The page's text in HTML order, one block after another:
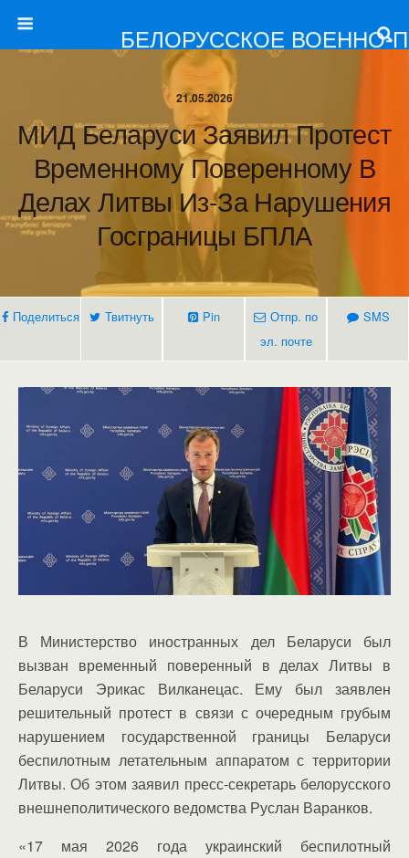
БЕЛОРУССКОЕ ВОЕННО-
21.05.2026
МИД Беларуси Заявил Протест
Временному Поверенному В
Делах Литвы Из-За Нарушения
Госграницы БПЛА
Поделиться Твитнуть Pin
Отпр. по
эл. почте
SMS
В Министерство иностранных дел Беларуси был
вызван временный поверенный в делах Литвы в
Беларуси Эрикас Вилканецас. Ему был заявлен
решительный протест в связи с очередным грубым
нарушением государственной границы Беларуси
беспилотным летательным аппаратом с территории
Литвы. Об этом заявил пресс-секретарь белорусского
внешнеполитического ведомства Руслан Варанков.
«17 мая 2026 года украинский беспилотный